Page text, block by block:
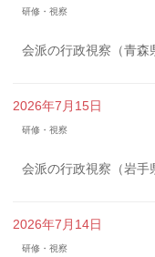
研修・視察
会派の行政視察（青森
2026年7月15日
研修・視察
会派の行政視察（岩手
2026年7月14日
研修・視察